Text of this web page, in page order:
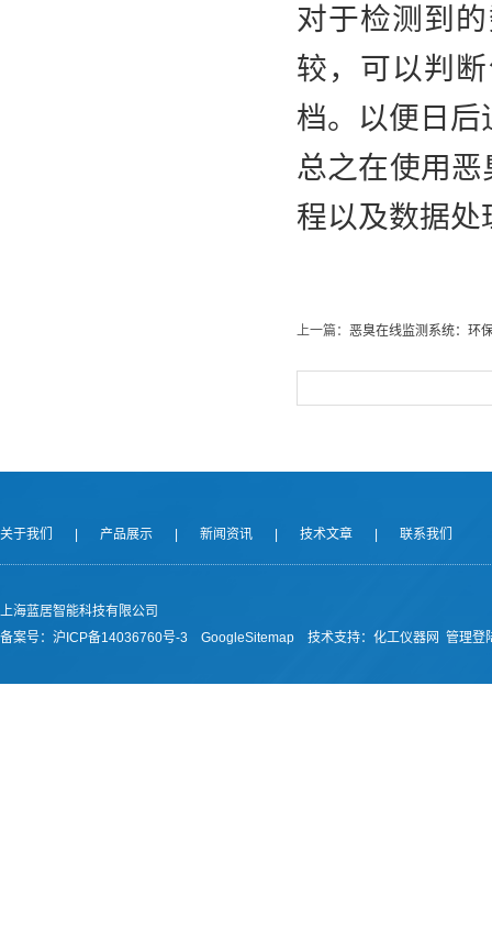
对于检测到
较，可以判
档。以便日后
总之在使用
程以及数据
上一篇： 恶臭在线监测系统：环
关于我们 产品展示 新闻资讯 技术文章 联系我们
上海蓝居智能科技有限公司
备案号： 沪ICP备14036760号-3 GoogleSitemap 技术支持： 化工仪器网 管理登